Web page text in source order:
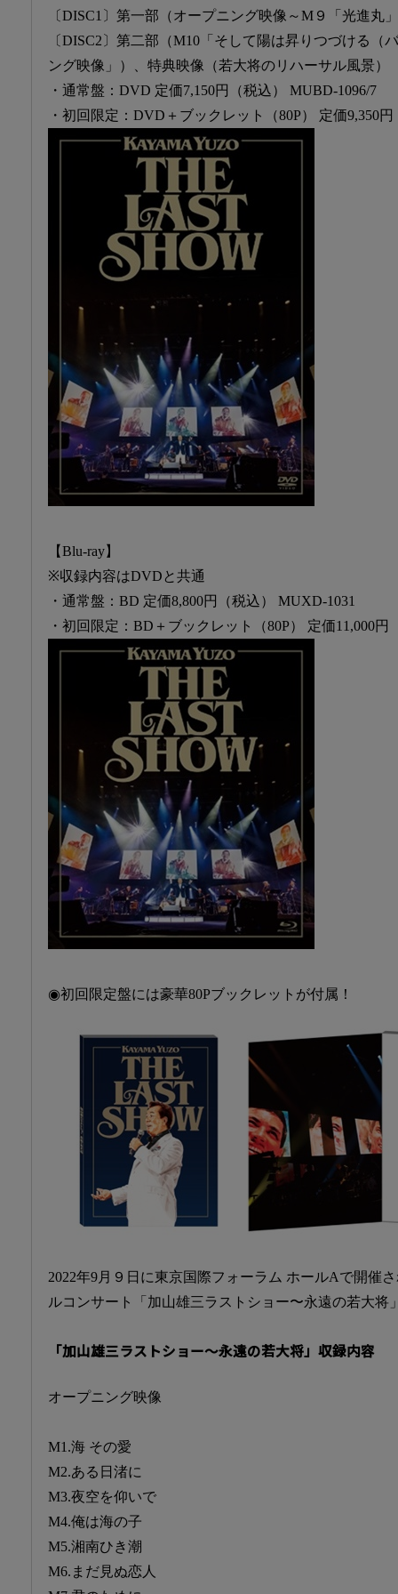
〔DISC1〕第一部（オープニング映像～M９「光進丸」
〔DISC2〕第二部（M10「そして陽は昇りつづける（
ング映像」）、特典映像（若大将のリハーサル風景）
・通常盤：DVD 定価7,150円（税込） MUBD-1096/7
・初回限定：DVD＋ブックレット（80P） 定価9,350
【Blu-ray】
※収録内容はDVDと共通
・通常盤：BD 定価8,800円（税込） MUXD-1031
・初回限定：BD＋ブックレット（80P） 定価11,000円
◉初回限定盤には豪華80Pブックレットが付属！
2022年9月９日に東京国際フォーラム ホールAで開催
ルコンサート「加山雄三ラストショー〜永遠の若大将
「加山雄三ラストショー〜永遠の若大将」収録内容
オープニング映像
M1.海 その愛
M2.ある日渚に
M3.夜空を仰いで
M4.俺は海の子
M5.湘南ひき潮
M6.まだ見ぬ恋人